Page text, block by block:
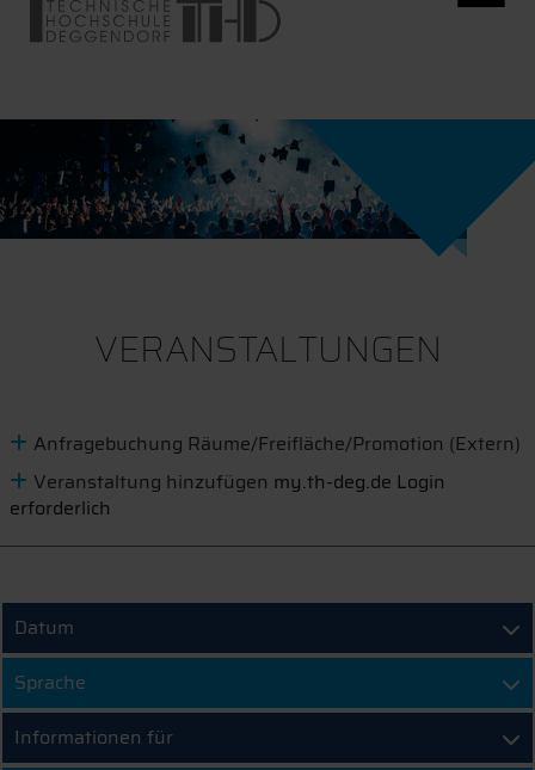
VERANSTALTUNGEN
Anfragebuchung Räume/Freifläche/Promotion (Extern)
Veranstaltung hinzufügen my.th-deg.de Login
erforderlich
Datum
Sprache
Informationen für